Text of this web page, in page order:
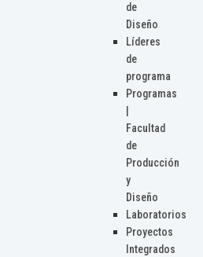
de
Diseño
Líderes
de
programa
Programas
Facultad
de
Producción
y
Diseño
Laboratorios
Proyectos
Integrados